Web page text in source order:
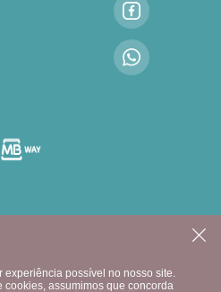
CONTACTE-NOS
possível no nosso site.
cookies, assumimos que concorda